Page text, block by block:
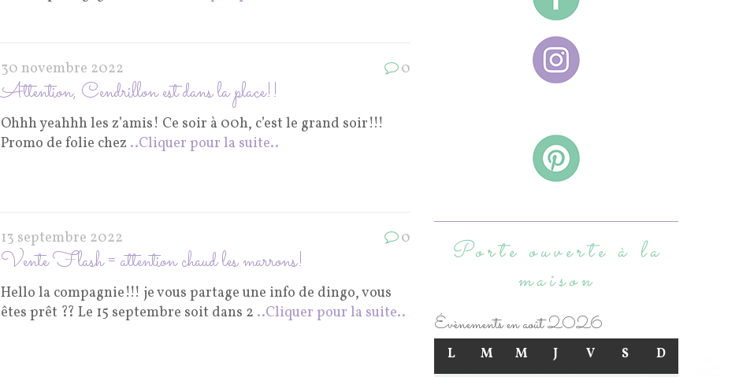
30 novembre 2022 0
Attention, Cendrillon est dans la place!!
Ohhh yeahhh les z’amis! Ce soir à 00h, c’est le grand soir!!!
Promo de folie chez ..Cliquer pour la suite..
13 septembre 2022 0
Vente Flash = attention chaud les marrons!
Hello la compagnie!!! je vous partage une info de dingo, vous
êtes prêt ?? Le 15 septembre soit dans 2 ..Cliquer pour la suite..
Porte ouverte à la
maison
Évènements en août 2026
L M M J V S D